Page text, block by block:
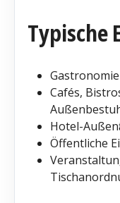
Typische
Cafés,
Hotel-
Öffentliche